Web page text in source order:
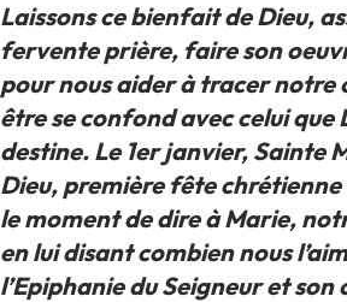
Laissons ce bienfait de Dieu,
fervente prière, faire son
pour nous aider à tracer notre
être se confond avec celui que
destine. Le 1er janvier, Sainte
Dieu, première fête chrétienne
le moment de dire à Marie,
en lui disant combien nous
l’Epiphanie du Seigneur et son